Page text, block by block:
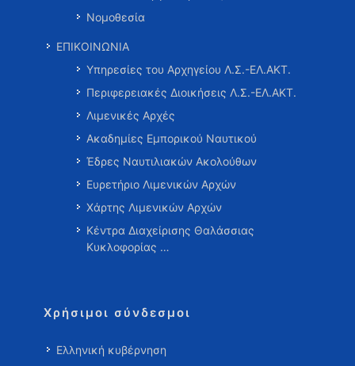
Νομοθεσία
ΕΠΙΚΟΙΝΩΝΙΑ
Υπηρεσίες του Αρχηγείου Λ.Σ.-ΕΛ.ΑΚΤ.
Περιφερειακές Διοικήσεις Λ.Σ.-ΕΛ.ΑΚΤ.
Λιμενικές Αρχές
Ακαδημίες Εμπορικού Ναυτικού
Έδρες Ναυτιλιακών Ακολούθων
Ευρετήριο Λιμενικών Αρχών
Χάρτης Λιμενικών Αρχών
Κέντρα Διαχείρισης Θαλάσσιας
Κυκλοφορίας …
Χρήσιμοι σύνδεσμοι
Ελληνική κυβέρνηση